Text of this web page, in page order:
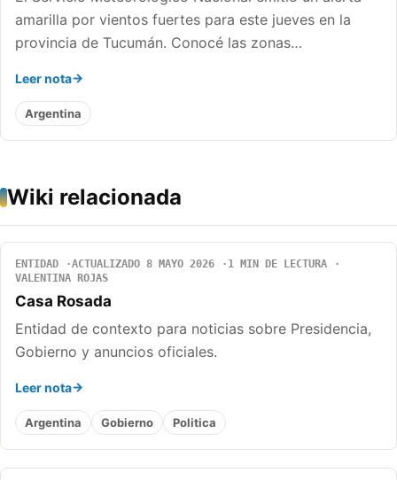
amarilla por vientos fuertes para este jueves en la
provincia de Tucumán. Conocé las zonas…
Leer nota
Argentina
Wiki relacionada
ENTIDAD ACTUALIZADO 8 MAYO 2026
1 MIN DE LECTURA
VALENTINA ROJAS
Casa Rosada
Entidad de contexto para noticias sobre Presidencia,
Gobierno y anuncios oficiales.
Leer nota
Argentina Gobierno Politica